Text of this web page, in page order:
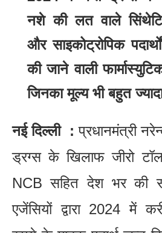
नशे की लत वाले
और साइकोट्रोपिक
की जाने वाली
जिनका मूल्य भी बहुत
नई दिल्ली : प्रधानमंत्री
ड्रग्स के खिलाफ जीरो
NCB सहित देश भर की
एजेंसियों द्वारा 2024 में